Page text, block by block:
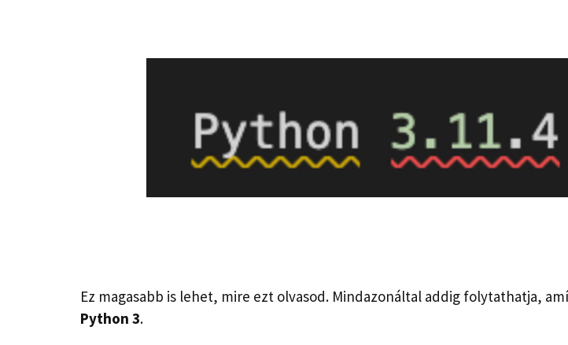
Ez magasabb is lehet, mire ezt olvasod. Mindazonáltal addig folytathatja,
Python 3.